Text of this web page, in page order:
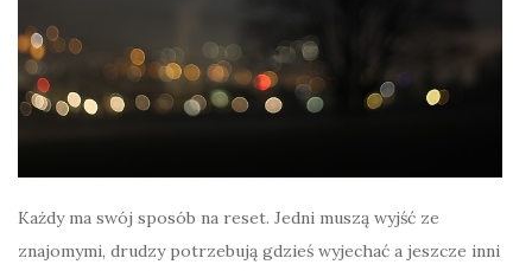
Każdy ma swój sposób na reset. Jedni muszą wyjść ze
znajomymi, drudzy potrzebują gdzieś wyjechać a jeszcze inni